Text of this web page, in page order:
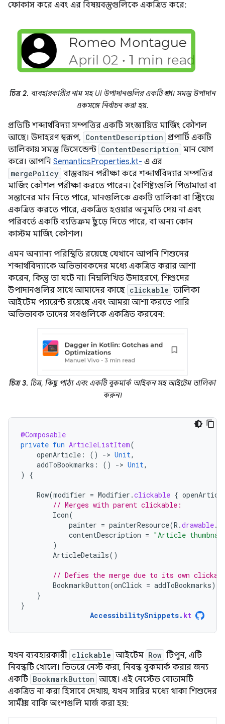
ফোকাস করে এবং এর বিষয়বস্তুগুলিকে একত্রিত করে:
চিত্র 2. ব্যবহারকারীর নাম সহ UI উপাদানগুলির একটি গ্রুপ। সমস্ত উপাদান
একসঙ্গে নির্বাচন করা হয়.
প্রতিটি শব্দার্থবিদ্যা সম্পত্তির একটি সংজ্ঞায়িত মার্জিং কৌশল
আছে। উদাহরণ স্বরূপ, ContentDescription প্রপার্টি একটি
তালিকায় সমস্ত ডিসেন্ডেন্ট ContentDescription মান যোগ
করে। আপনি SemanticsProperties.kt- এ এর
mergePolicy বাস্তবায়ন পরীক্ষা করে শব্দার্থবিদ্যার সম্পত্তির
মার্জিং কৌশল পরীক্ষা করতে পারেন। বৈশিষ্ট্যগুলি পিতামাতা বা
সন্তানের মান নিতে পারে, মানগুলিকে একটি তালিকা বা স্ট্রিংয়ে
একত্রিত করতে পারে, একত্রিত হওয়ার অনুমতি দেয় না এবং
পরিবর্তে একটি ব্যতিক্রম ছুঁড়ে দিতে পারে, বা অন্য কোন
কাস্টম মার্জিং কৌশল।
এমন অন্যান্য পরিস্থিতি রয়েছে যেখানে আপনি শিশুদের
শব্দার্থবিদ্যাকে অভিভাবকদের মধ্যে একত্রিত করার আশা
করেন, কিন্তু তা ঘটে না। নিম্নলিখিত উদাহরণে, শিশুদের
উপাদানগুলির সাথে আমাদের কাছে clickable তালিকা
আইটেম প্যারেন্ট রয়েছে এবং আমরা আশা করতে পারি
অভিভাবক তাদের সবগুলিকে একত্রিত করবেন:
চিত্র 3. চিত্র, কিছু পাঠ্য এবং একটি বুকমার্ক আইকন সহ আইটেম তালিকা
করুন।
@Composable
private fun ArticleListItem(
openArticle : () -> Unit,
addToBookmarks : () -> Unit,
)
{
Row(modifier = Modifier .clickable {
// Merges with parent clickable:
Icon(
painter = painterResource(R .drawable.
contentDescription = "Article
)
ArticleDetails()
// Defies the merge due to its own
BookmarkButton(onClick = addToBookmarks)
}
}
AccessibilitySnippets. kt
যখন ব্যবহারকারী clickable আইটেম Row টিপুন, এটি
নিবন্ধটি খোলে। ভিতরে নেস্ট করা, নিবন্ধ বুকমার্ক করার জন্য
একটি BookmarkButton আছে। এই নেস্টেড বোতামটি
একত্রিত না করা হিসাবে দেখায়, যখন সারির মধ্যে থাকা শিশুদের
সামগ্রীর বাকি অংশগুলি মার্জ করা হয়: